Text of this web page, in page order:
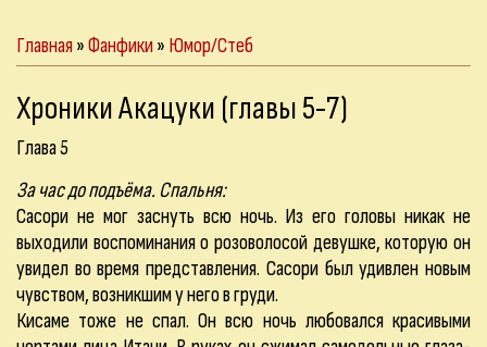
Главная»Фанфики» Юмор/Стеб
Хроники Акацуки (главы 5-7)
Глава 5
За час до подъёма. Спальня:
Сасори не мог заснуть всю ночь. Из его головы никак не
выходили воспоминания о розоволосой девушке, которую он
увидел во время представления. Сасори был удивлен новым
чувством, возникшим у него в груди.
Кисаме тоже не спал. Он всю ночь любовался красивыми